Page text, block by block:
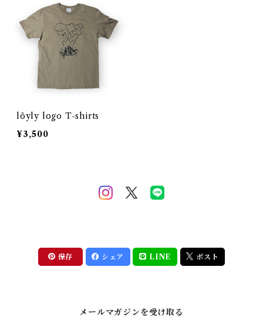
löyly logo T-shirts
¥3,500
保存 シェア LINE ポスト
メールマガジンを受け取る